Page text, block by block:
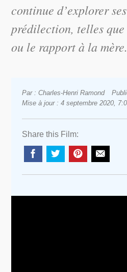
continue d’explorer
prédilection, telles
ou le rapport à la mère.
Par : Charles-Henri Ramond
Mise à jour : 4 septembre 2020,
Share this Film: